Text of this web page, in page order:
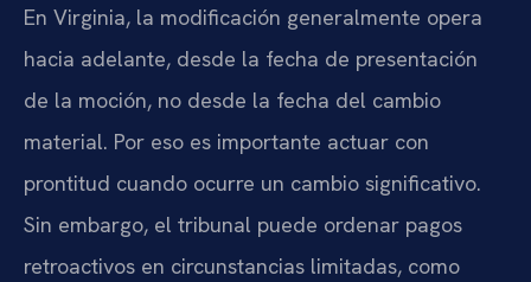
En Virginia, la modificación generalmente opera
hacia adelante, desde la fecha de presentación
de la moción, no desde la fecha del cambio
material. Por eso es importante actuar con
prontitud cuando ocurre un cambio significativo.
Sin embargo, el tribunal puede ordenar pagos
retroactivos en circunstancias limitadas, como